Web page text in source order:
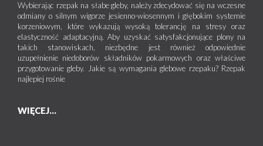
Wybierając rzepak na słabe gleby, należy zdecydować się na wczesne
odmiany o silnym wigorze jesienno-wiosennym i głębokim systemie
korzeniowym, które wykazują wysoką tolerancję na stresy oraz
elastyczność adaptacyjną. Aby uzyskać satysfakcjonujące plony na
takich stanowiskach, niezbędne jest również odpowiednie
uzupełnienie niedoborów składników pokarmowych oraz właściwe
przygotowanie gleby. Jakie są wymagania glebowe rzepaku? Rzepak
najlepiej rośnie
WIĘCEJ...